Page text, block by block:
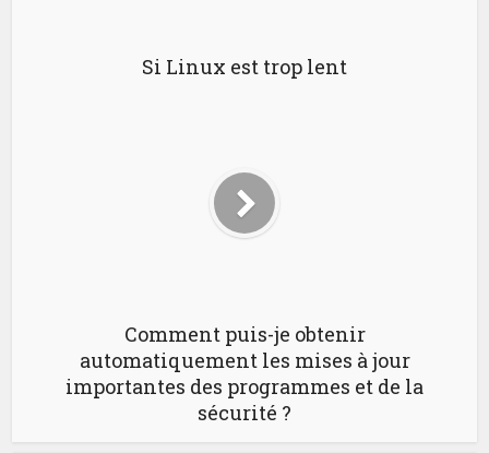
Si Linux est trop lent
Comment puis-je obtenir
automatiquement les mises à jour
importantes des programmes et de la
sécurité ?